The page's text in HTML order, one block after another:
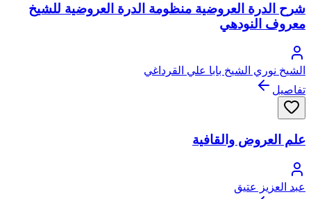
شرح الدرة العروضية منظومة الدرة العروضية للشيخ
معروف النودهي
الشيخ نوري الشيخ بابا علي القرداغي
تفاصيل
علم العروض والقافية
عبد العزيز عتيق